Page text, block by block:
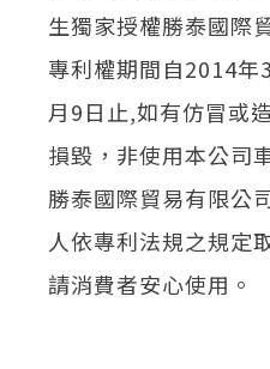
生獨家授權勝泰國際
專利權期間自2014
月9日止,如有仿冒或
損毀，非使用本公司
勝泰國際貿易有限公
人依專利法規之規定
請消費者安心使用。